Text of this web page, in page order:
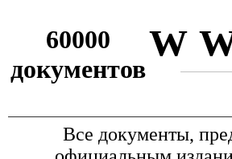
60000
документов
Все документы,